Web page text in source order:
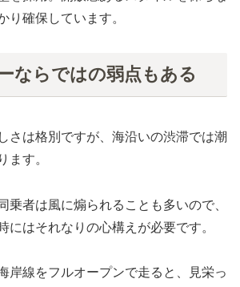
り確保しています。
ならではの弱点もある
さは格別ですが、海沿いの渋滞では潮
ます。
乗者は風に煽られることも多いので、
にはそれなりの心構えが必要です。
岸線をフルオープンで走ると、見栄っ